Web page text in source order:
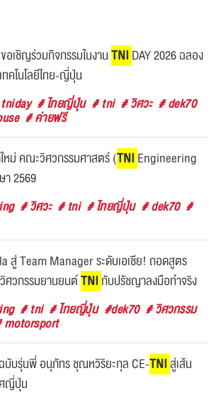
เชิญร่วมกิจกรรมในงานTNI DAY 2026 ฉลอง
คโนโลยีไทย-ญี่ปุ่น
# ไทยญี่ปุ่น # tni # วิศวะ # dek70
# ค่ายฟรี
หม่ คณะวิศวกรรมศาสตร์ (TNI Engineering
2569
# วิศวะ # tni # ไทยญี่ปุ่น # dek70 #
สู่ Team Manager ระดับเอเชีย! ถอดสูตร
ศวกรรมยานยนต์TNIกับปรัชญาลงมือทำจริง
# tni # ไทยญี่ปุ่น #dek70 # วิศวกรรม
motorsport
บับรุ่นพี่ อนุภัทร ชุณหวิริยะกุล CE-TNIสู่เส้น
ศญี่ปุ่น